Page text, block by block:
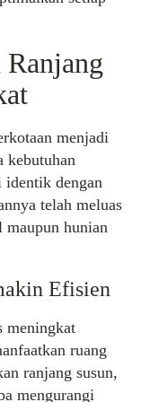
menjadi
kebutuhan
identik dengan
telah meluas
maupun hunian
Efisien
meningkat
ruang
ranjang susun,
mengurangi